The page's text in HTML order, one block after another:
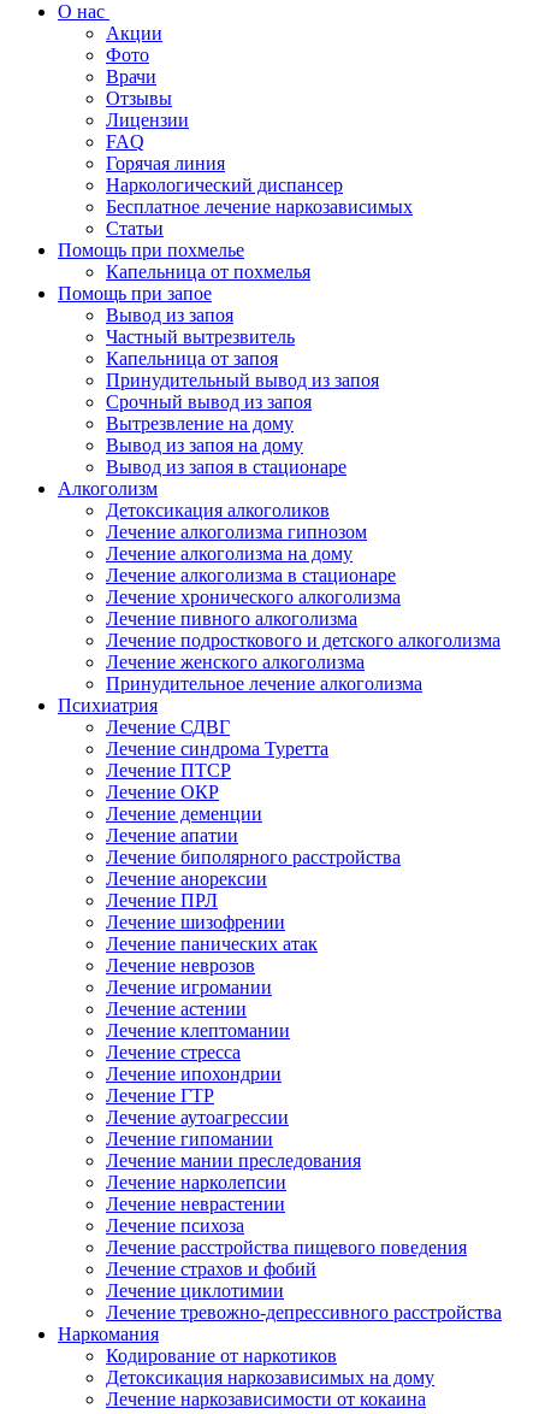
О нас
Акции
Фото
Врачи
Отзывы
Лицензии
FAQ
Горячая линия
Наркологический диспансер
Бесплатное лечение наркозависимых
Статьи
Помощь при похмелье
Капельница от похмелья
Помощь при запое
Вывод из запоя
Частный вытрезвитель
Капельница от запоя
Принудительный вывод из запоя
Срочный вывод из запоя
Вытрезвление на дому
Вывод из запоя на дому
Вывод из запоя в стационаре
Алкоголизм
Детоксикация алкоголиков
Лечение алкоголизма гипнозом
Лечение алкоголизма на дому
Лечение алкоголизма в стационаре
Лечение хронического алкоголизма
Лечение пивного алкоголизма
Лечение подросткового и детского алкоголизма
Лечение женского алкоголизма
Принудительное лечение алкоголизма
Психиатрия
Лечение СДВГ
Лечение синдрома Туретта
Лечение ПТСР
Лечение ОКР
Лечение деменции
Лечение апатии
Лечение биполярного расстройства
Лечение анорексии
Лечение ПРЛ
Лечение шизофрении
Лечение панических атак
Лечение неврозов
Лечение игромании
Лечение астении
Лечение клептомании
Лечение стресса
Лечение ипохондрии
Лечение ГТР
Лечение аутоагрессии
Лечение гипомании
Лечение мании преследования
Лечение нарколепсии
Лечение неврастении
Лечение психоза
Лечение расстройства пищевого поведения
Лечение страхов и фобий
Лечение циклотимии
Лечение тревожно-депрессивного расстройства
Наркомания
Кодирование от наркотиков
Детоксикация наркозависимых на дому
Лечение наркозависимости от кокаина